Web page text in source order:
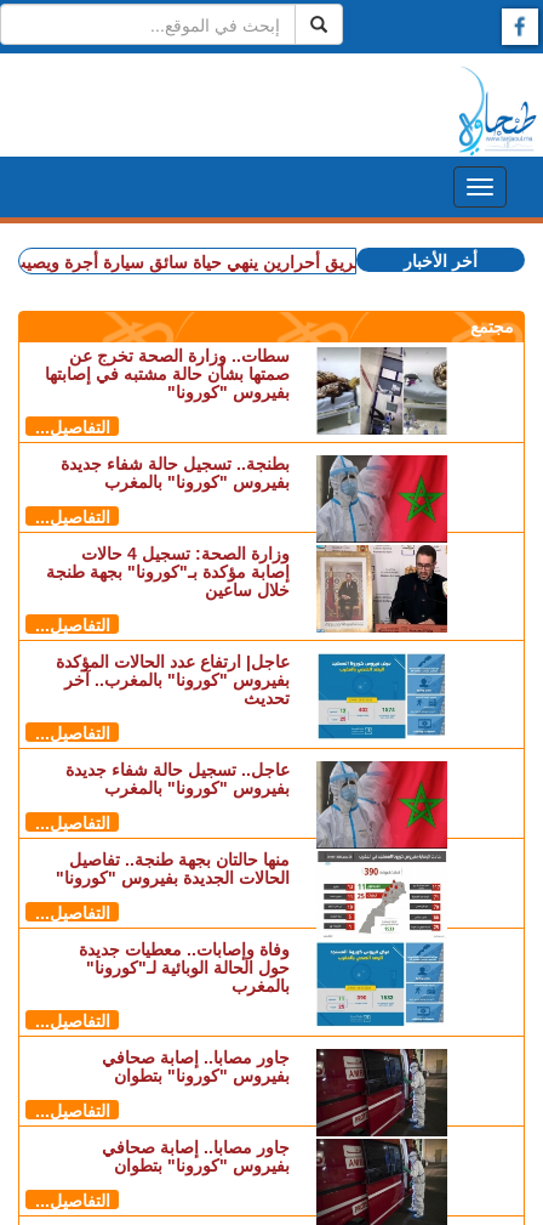
حادث مروع بطريق أحرارين ينهي حياة سائق سيارة أجرة ويصيب آخرين
أخر الأخبار
مجتمع
سطات.. وزارة الصحة تخرج عن
صمتها بشأن حالة مشتبه في إصابتها
بفيروس "كورونا"
التفاصيل...
بطنجة.. تسجيل حالة شفاء جديدة
بفيروس "كورونا" بالمغرب
التفاصيل...
وزارة الصحة: تسجيل 4 حالات
إصابة مؤكدة بـ"كورونا" بجهة طنجة
خلال ساعين
التفاصيل...
عاجل| ارتفاع عدد الحالات المؤكدة
بفيروس "كورونا" بالمغرب.. آخر
تحديث
التفاصيل...
عاجل.. تسجيل حالة شفاء جديدة
بفيروس "كورونا" بالمغرب
التفاصيل...
منها حالتان بجهة طنجة.. تفاصيل
الحالات الجديدة بفيروس "كورونا"
التفاصيل...
وفاة وإصابات.. معطيات جديدة
حول الحالة الوبائية لـ"كورونا"
بالمغرب
التفاصيل...
جاور مصابا.. إصابة صحافي
بفيروس "كورونا" بتطوان
التفاصيل...
جاور مصابا.. إصابة صحافي
بفيروس "كورونا" بتطوان
التفاصيل...